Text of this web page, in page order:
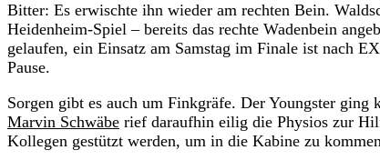
Bitter: Es erwischte ihn wieder am rechten Bein.
Heidenheim-Spiel – bereits das rechte Wadenbein
gelaufen, ein Einsatz am Samstag im Finale ist nach
Pause.
Sorgen gibt es auch um Finkgräfe. Der Youngster
Marvin Schwäbe rief daraufhin eilig die Physios zur
Kollegen gestützt werden, um in die Kabine zu